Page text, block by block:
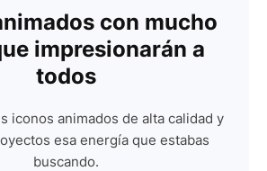
con mucho
impresionarán a
todos
iconos animados de alta calidad y
esa energía que estabas
buscando.